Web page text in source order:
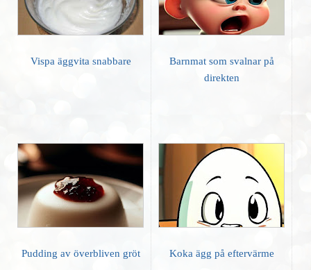
Vispa äggvita snabbare
Barnmat som svalnar på
direkten
Pudding av överbliven gröt Koka ägg på eftervärme